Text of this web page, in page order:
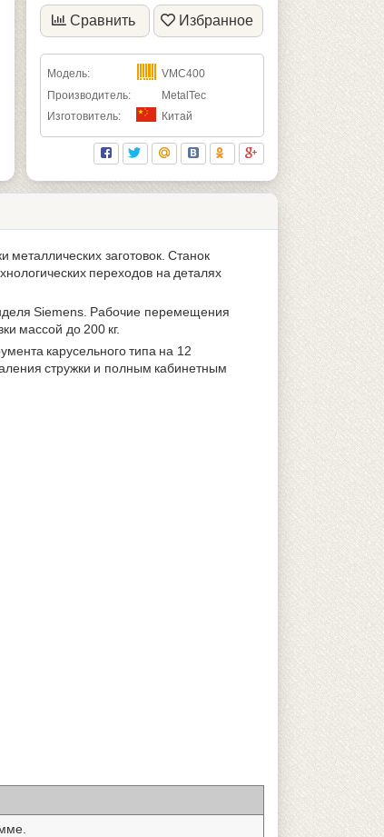
Сравнить Избранное
Модель:
VMC400
Производитель:
MetalTec
Изготовитель:
Китай
заготовок. Станок
переходов на деталях
Siemens. Рабочие перемещения
массой до 200 кг.
карусельного типа на 12
стружки и полным кабинетным